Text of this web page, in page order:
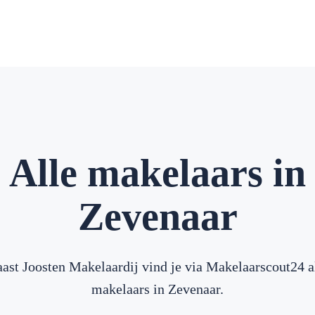
Alle makelaars in
Zevenaar
Joosten Makelaardij vind je via Makelaarscout24
makelaars in Zevenaar.